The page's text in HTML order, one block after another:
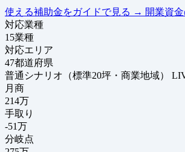
使える補助金をガイドで見る → 開業資
対応業種
15業種
対応エリア
47都道府県
普通シナリオ（標準20坪・商業地域）
月商
214万
手取り
-51万
分岐点